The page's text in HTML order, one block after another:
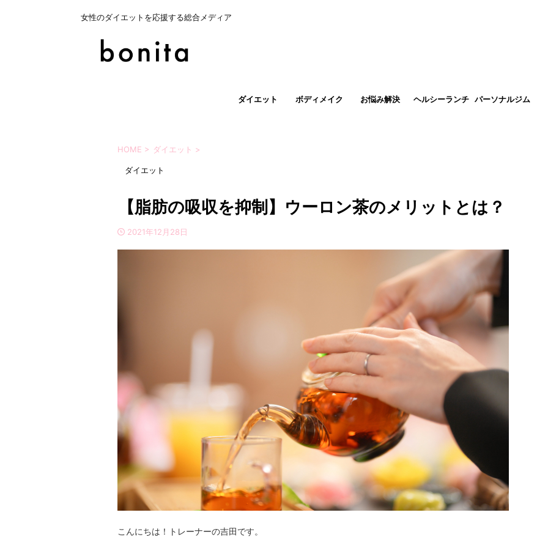
女性のダイエットを応援する総合メディア
ダイエット ボディメイク お悩み解決 ヘルシーランチ パーソナルジム
HOME > ダイエット >
ダイエット
【脂肪の吸収を抑制】ウーロン茶のメリットとは？
2021年12月28日
こんにちは！トレーナーの吉田です。